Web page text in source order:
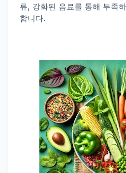
류, 강화된 음료를 통해 부족
합니다.